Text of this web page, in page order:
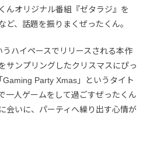
んオリジナル番組『ゼタラジ』を
ど、話題を振りまくぜったくん。
ハイペースでリリースされる本作
サンプリングしたクリスマスにぴっ
Party Xmas」というタイト
一人ゲームをして過ごすぜったくん
会いに、パーティへ繰り出す心情が